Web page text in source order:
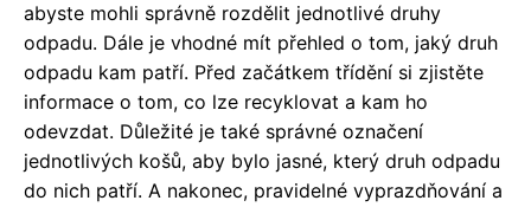
abyste mohli správně rozdělit jednotlivé druhy
odpadu. Dále je vhodné mít přehled o tom, jaký druh
odpadu kam patří. Před začátkem třídění si zjistěte
informace o tom, co lze recyklovat a kam ho
odevzdat. Důležité je také správné označení
jednotlivých košů, aby bylo jasné, který druh odpadu
do nich patří. A nakonec, pravidelné vyprazdňování a